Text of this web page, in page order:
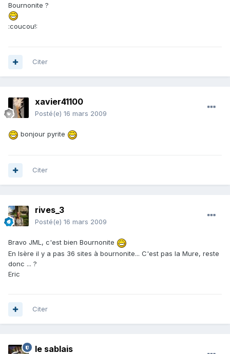
Bournonite ?
:coucou!:
Citer
xavier41100
Posté(e) 16 mars 2009
bonjour pyrite
Citer
rives_3
Posté(e) 16 mars 2009
Bravo JML, c'est bien Bournonite
En Isère il y a pas 36 sites à bournonite... C'est pas la Mure, reste
donc ... ?
Eric
Citer
le sablais